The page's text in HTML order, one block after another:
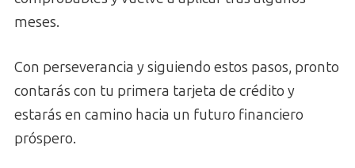
meses.
Con perseverancia y siguiendo estos pasos, pronto
contarás con tu primera tarjeta de crédito y
estarás en camino hacia un futuro financiero
próspero.